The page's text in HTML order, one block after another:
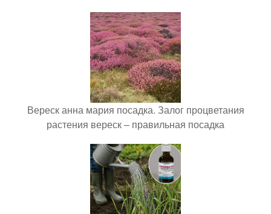
Вереск анна мария посадка. Залог процветания
растения вереск – правильная посадка